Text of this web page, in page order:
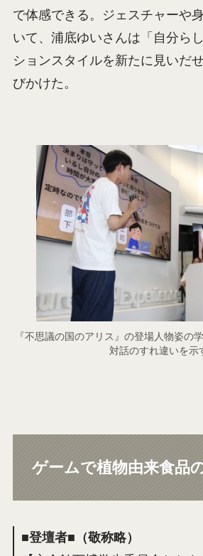
で体感できる。ジェスチャーや
いて、浦底ゆいさんは「自分ら
ションスタイルを新たに見いだ
びかけた。
『不思議の国のアリス』の登場人物姿の
対話のすれ違いを示
ゲームで植物由来食品
■登壇者■（敬称略）